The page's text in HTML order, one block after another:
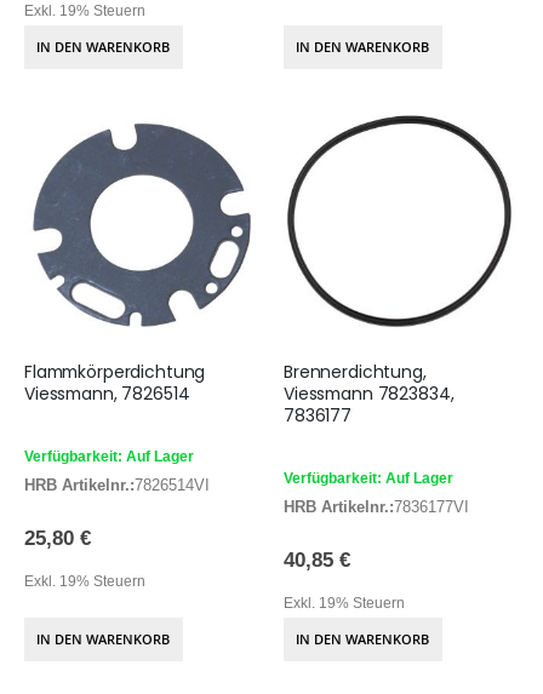
Exkl. 19% Steuern
IN DEN WARENKORB IN DEN WARENKORB
Flammkörperdichtung
Viessmann, 7826514
Verfügbarkeit: Auf Lager
HRB Artikelnr.:7826514VI
25,80 €
Exkl. 19% Steuern
IN DEN WARENKORB
Brennerdichtung,
Viessmann 7823834,
7836177
Verfügbarkeit: Auf Lager
HRB Artikelnr.:7836177VI
40,85 €
Exkl. 19% Steuern
IN DEN WARENKORB